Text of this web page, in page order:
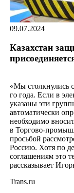
09.07.2024
Казахстан
«Мы столкнулись
го года. Если в
указаны эти
автоматически
необходимо
в Торгово-
просьбой
Россию. Хотя по
соглашениям это
рассказывает
Trans.ru